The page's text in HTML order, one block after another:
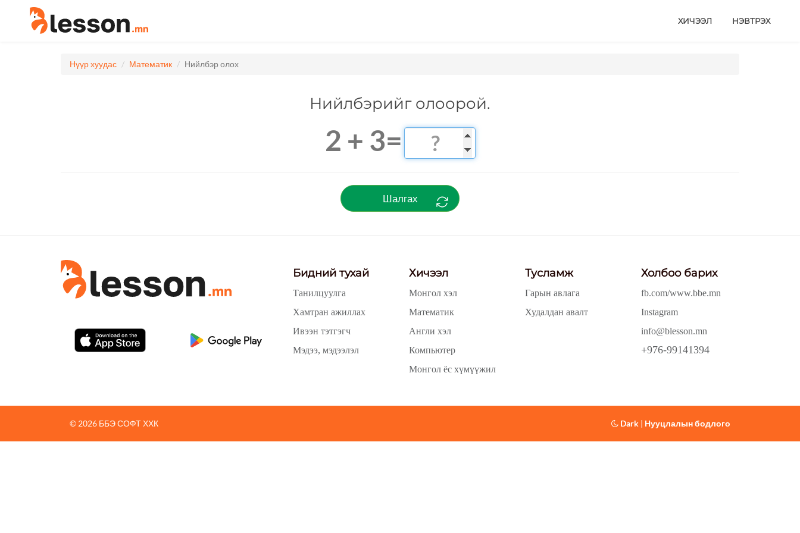
ХИЧЭЭЛ НЭВТРЭХ
Нүүр хуудас Математик Нийлбэр олох
Нийлбэрийг олоорой.
2 + 3=
Шалгах
Бидний тухай
Танилцуулга
Хамтран ажиллах
Ивээн тэтгэгч
Мэдээ, мэдээлэл
Хичээл
Монгол хэл
Математик
Англи хэл
Компьютер
Монгол ёс хүмүүжил
Тусламж
Гарын авлага
Худалдан авалт
Холбоо барих
fb.com/www.bbe.mn
Instagram
info@blesson.mn
+976-99141394
© 2026 ББЭ СОФТ ХХК Dark | Нууцлалын бодлого